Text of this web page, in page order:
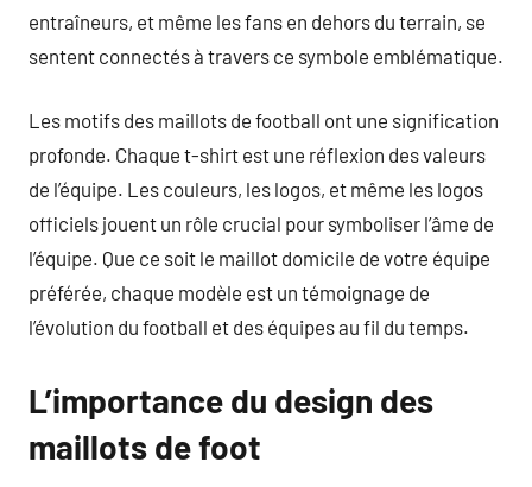
entraîneurs, et même les fans en dehors du terrain, se
sentent connectés à travers ce symbole emblématique.
Les motifs des maillots de football ont une signification
profonde. Chaque t-shirt est une réflexion des valeurs
de l’équipe. Les couleurs, les logos, et même les logos
officiels jouent un rôle crucial pour symboliser l’âme de
l’équipe. Que ce soit le maillot domicile de votre équipe
préférée, chaque modèle est un témoignage de
l’évolution du football et des équipes au fil du temps.
L’importance du design des
maillots de foot